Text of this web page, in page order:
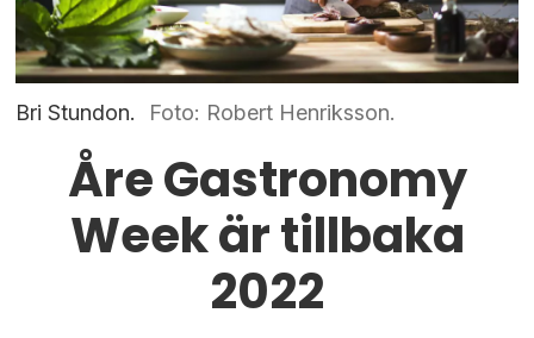
Bri Stundon. Foto: Robert Henriksson.
Åre Gastronomy
Week är tillbaka
2022